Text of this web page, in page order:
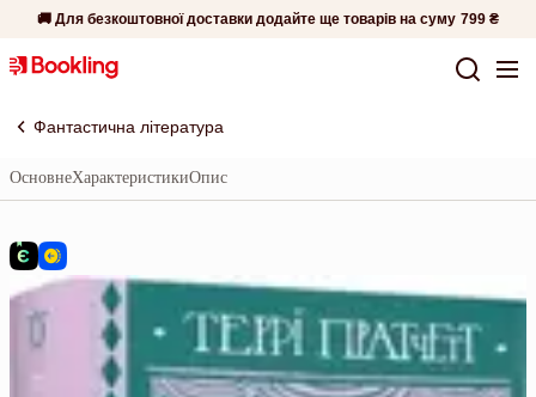
🚚 Для безкоштовної доставки додайте ще товарів на суму 799 ₴
Фантастична література
ОсновнеХарактеристикиОпис